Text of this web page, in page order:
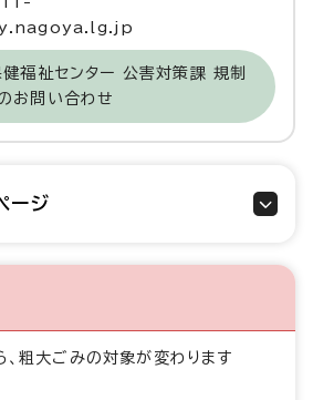
福祉センター 公害対策課 規制
お問い合わせ
ージ
粗大ごみの対象が変わります